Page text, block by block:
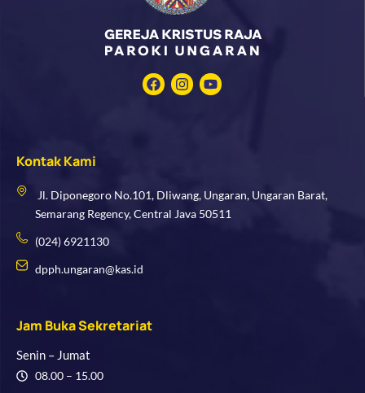
F
a
I
n
m
Y
o
Kontak Kami
Jl. Diponegoro No.101, Dliwang, Ungaran, Ungaran Barat,
Semarang Regency, Central Java 50511
(024) 6921130
dpph.ungaran@kas.id
Jam Buka Sekretariat
Senin – Jumat
08.00 – 15.00